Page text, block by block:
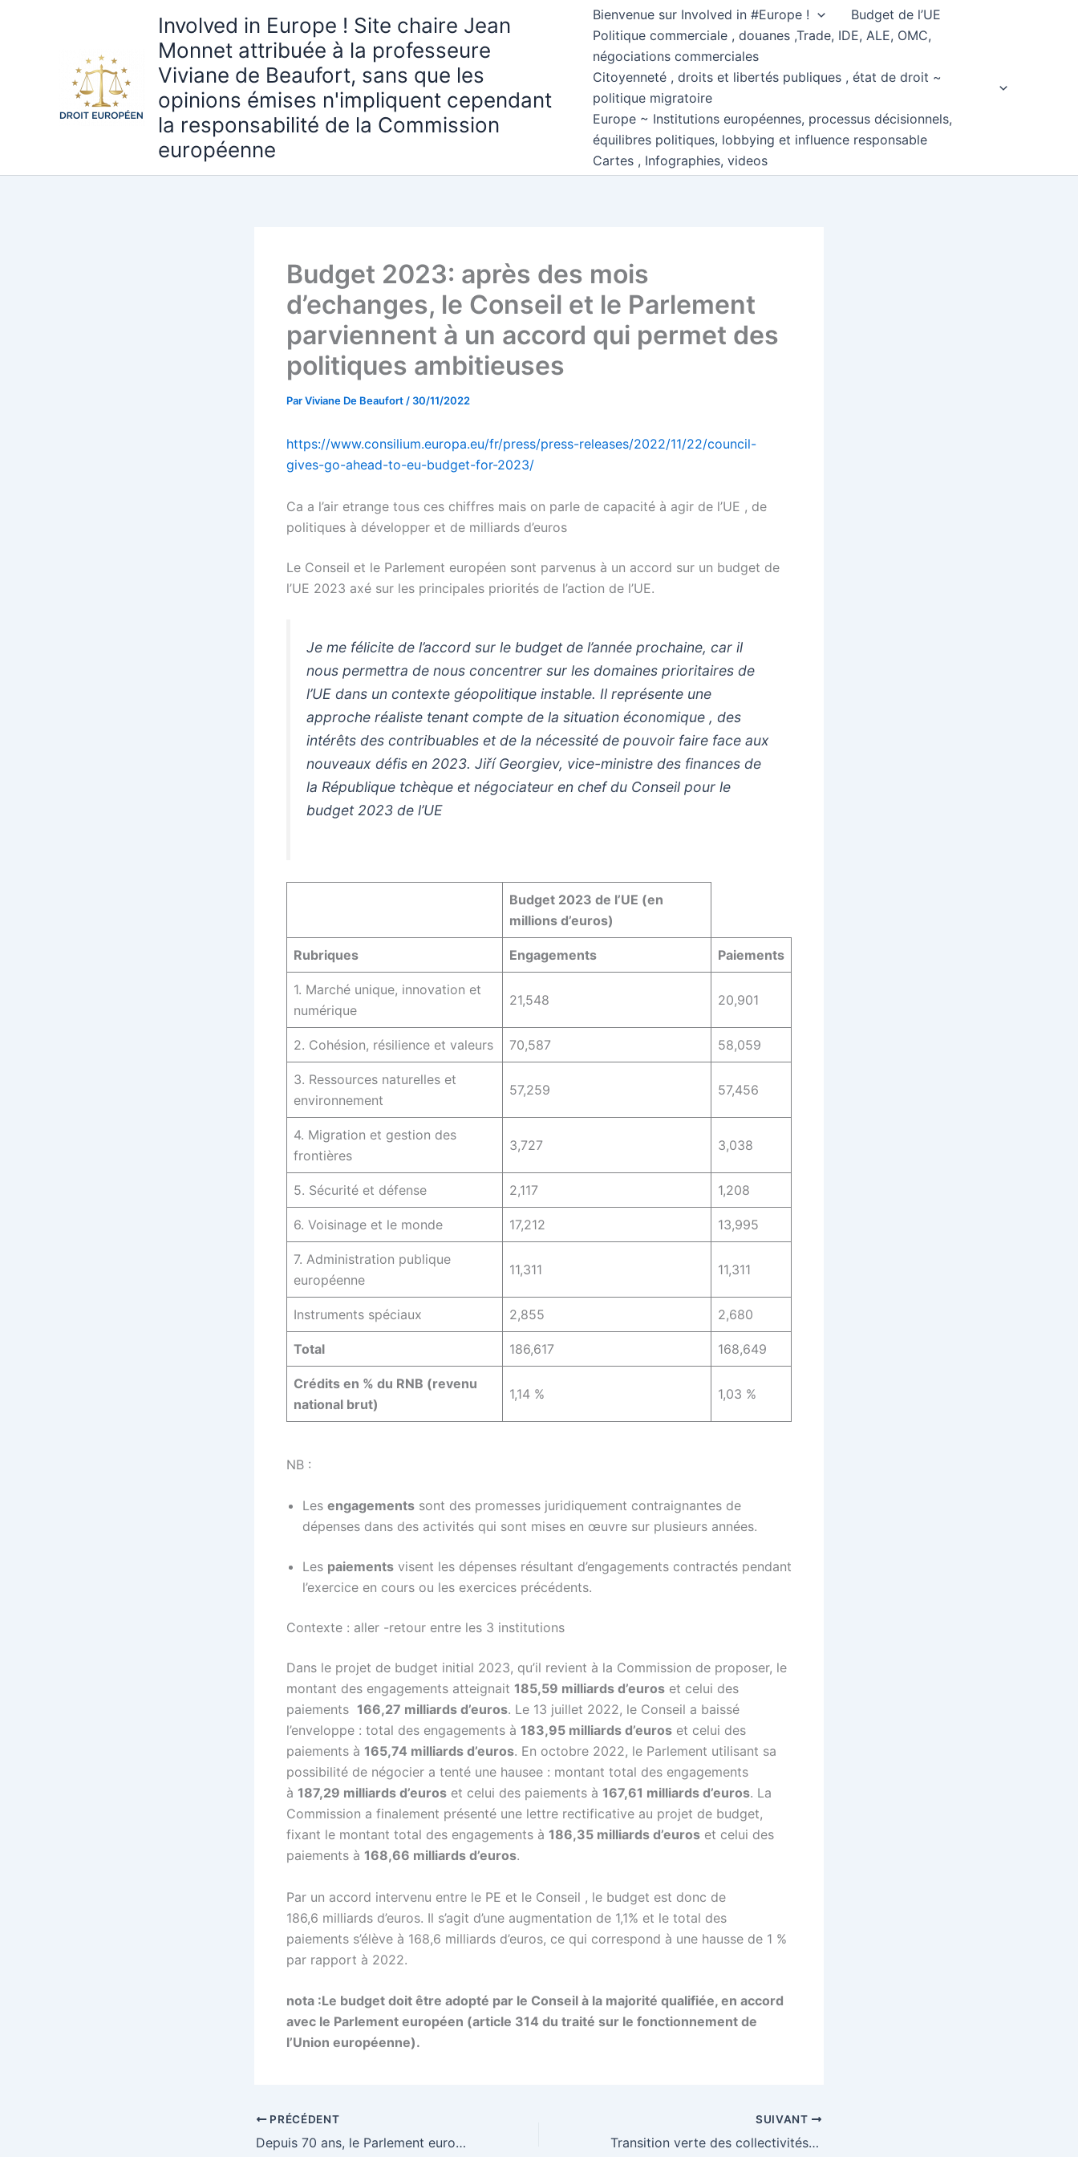
Involved in Europe ! Site chaire Jean
Monnet attribuée à la professeure
Viviane de Beaufort, sans que les
opinions émises n'impliquent cependant
la responsabilité de la Commission
européenne
Bienvenue sur Involved in #Europe !
Budget de l’UE
Politique commerciale , douanes ,Trade, IDE, ALE, OMC,
négociations commerciales
Citoyenneté , droits et libertés publiques , état de droit ~
politique migratoire
Europe ~ Institutions européennes, processus décisionnels,
équilibres politiques, lobbying et influence responsable
Cartes , Infographies, videos
Budget 2023: après des mois
d’echanges, le Conseil et le Parlement
parviennent à un accord qui permet des
politiques ambitieuses
ParViviane De Beaufort / 30/11/2022
https://www.consilium.europa.eu/fr/press/press-releases/2022/11/22/council-
gives-go-ahead-to-eu-budget-for-2023/
Ca a l’air etrange tous ces chiffres mais on parle de capacité à agir de l’UE , de
politiques à développer et de milliards d’euros
Le Conseil et le Parlement européen sont parvenus à un accord sur un budget de
l’UE 2023 axé sur les principales priorités de l’action de l’UE.
Je me félicite de l’accord sur le budget de l’année prochaine, car il
nous permettra de nous concentrer sur les domaines prioritaires de
l’UE dans un contexte géopolitique instable. Il représente une
approche réaliste tenant compte de la situation économique , des
intérêts des contribuables et de la nécessité de pouvoir faire face aux
nouveaux défis en 2023. Jiří Georgiev, vice-ministre des finances de
la République tchèque et négociateur en chef du Conseil pour le
budget 2023 de l’UE
Budget 2023 de l’UE (en
millions d’euros)
Rubriques Engagements Paiements
1. Marché unique, innovation et
numérique
21,548 20,901
2. Cohésion, résilience et valeurs 70,587 58,059
3. Ressources naturelles et
environnement
57,259 57,456
4. Migration et gestion des
frontières
3,727 3,038
5. Sécurité et défense 2,117 1,208
6. Voisinage et le monde 17,212 13,995
7. Administration publique
européenne
11,311 11,311
Instruments spéciaux 2,855 2,680
Total 186,617 168,649
Crédits en % du RNB (revenu
national brut)
1,14 % 1,03 %
NB :
Les engagements sont des promesses juridiquement contraignantes de
dépenses dans des activités qui sont mises en œuvre sur plusieurs années.
Les paiements visent les dépenses résultant d’engagements contractés pendant
l’exercice en cours ou les exercices précédents.
Contexte : aller -retour entre les 3 institutions
Dans le projet de budget initial 2023, qu’il revient à la Commission de proposer, le
montant des engagements atteignait 185,59 milliards d’euros et celui des
paiements 166,27 milliards d’euros. Le 13 juillet 2022, le Conseil a baissé
l’enveloppe : total des engagements à 183,95 milliards d’euros et celui des
paiements à 165,74 milliards d’euros. En octobre 2022, le Parlement utilisant sa
possibilité de négocier a tenté une hausee : montant total des engagements
à 187,29 milliards d’euros et celui des paiements à 167,61 milliards d’euros. La
Commission a finalement présenté une lettre rectificative au projet de budget,
fixant le montant total des engagements à 186,35 milliards d’euros et celui des
paiements à 168,66 milliards d’euros.
Par un accord intervenu entre le PE et le Conseil , le budget est donc de
186,6 milliards d’euros. Il s’agit d’une augmentation de 1,1% et le total des
paiements s’élève à 168,6 milliards d’euros, ce qui correspond à une hausse de 1 %
par rapport à 2022.
nota :Le budget doit être adopté par le Conseil à la majorité qualifiée, en accord
avec le Parlement européen (article 314 du traité sur le fonctionnement de
l’Union européenne).
PRÉCÉDENT
Depuis 70 ans, le Parlement européen porte la voix des citoyens
SUIVANT
Transition verte des collectivités : la Banque des Territoires et InvestEU renforcent l’offre Petites villes de demain